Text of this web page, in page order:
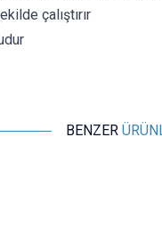
çalıştırır
BENZER